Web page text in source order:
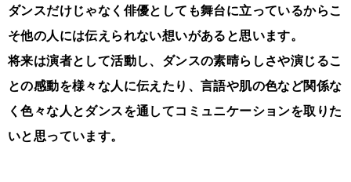
ダンスだけじゃなく俳優としても舞台に立っているからこ
そ他の人には伝えられない想いがあると思います。
将来は演者として活動し、ダンスの素晴らしさや演じるこ
との感動を様々な人に伝えたり、言語や肌の色など関係な
く色々な人とダンスを通してコミュニケーションを取りた
いと思っています。